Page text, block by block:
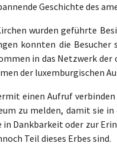
Geschichte des
wurden geführte
konnten die
in das Netzwerk der
der luxemburgischen
einen Aufruf verbinden
zu melden, damit sie
in Dankbarkeit oder zur
Teil dieses Erbes sind.